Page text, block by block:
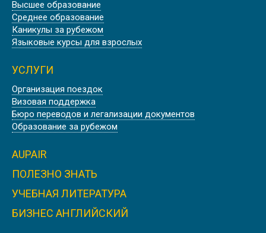
ЛЕТНИЕ КАНИКУЛЫ В ОКСФОРДЕ
Лето
АНГЛИЙСКИЕ КАНИКУЛЫ В
ЛОНДОНЕ
ЛІТНІ КАНІКУЛИ В БАТІ
Высшее образование
Среднее образование
Каникулы за рубежом
Языковые курсы для взрослых
УСЛУГИ
Организация поездок
Визовая поддержка
Бюро переводов и легализации документов
Образование за рубежом
AUPAIR
ПОЛЕЗНО ЗНАТЬ
УЧЕБНАЯ ЛИТЕРАТУРА
БИЗНЕС АНГЛИЙСКИЙ